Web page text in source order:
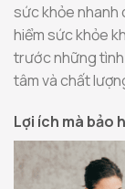
sức khỏe nhanh
hiểm sức khỏe
trước những tình
tâm và chất
Lợi ích mà bảo